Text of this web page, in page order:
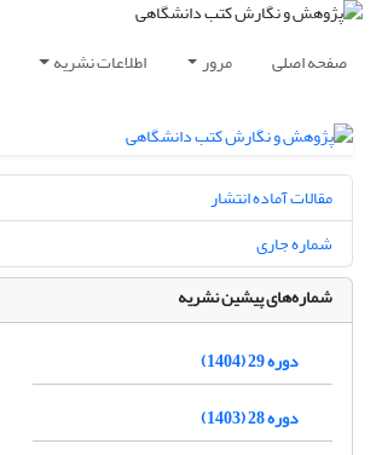
صفحه اصلی مرور اطلاعات نشریه
مقالات آماده انتشار
شماره جاری
شماره‌های پیشین نشریه
دوره 29 (1404)
دوره 28 (1403)